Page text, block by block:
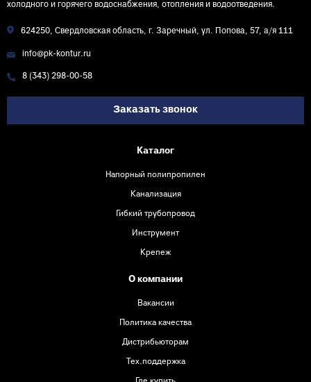
холодного и горячего водоснабжения, отопления и водоотведения.
624250, Свердловская область, г. Заречный, ул. Попова, 57, а/я 111
info@pk-kontur.ru
8 (343) 298-00-58
Заказать звонок
Каталог
Напорный полипропилен
Канализация
Гибкий трубопровод
Инструмент
Крепеж
О компании
Вакансии
Политика качества
Дистрибьюторам
Тех.поддержка